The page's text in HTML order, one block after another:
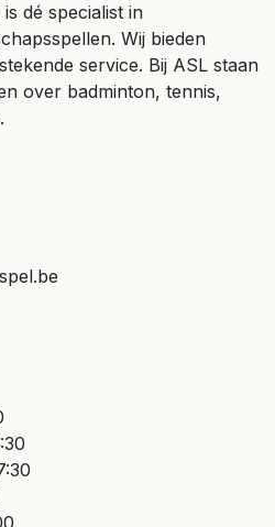
dé specialist in
Wij bieden
service. Bij ASL staan
over badminton, tennis,